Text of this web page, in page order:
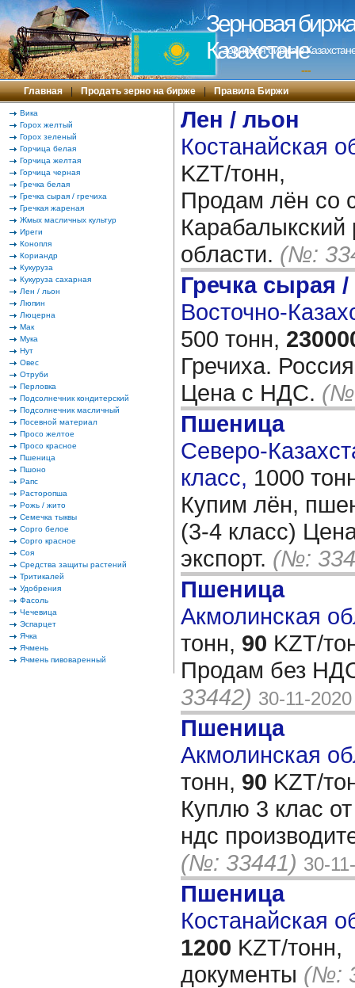
Зерновая
Казахстане
Зерновая биржа в
---
Главная | Продать зерно на бирже | Правила Биржи
Вика
Горох желтый
Горох зеленый
Горчица белая
Горчица желтая
Горчица черная
Гречка белая
Гречка сырая / гречиха
Гречкая жареная
Жмых масличных культур
Иреги
Конопля
Кориандр
Кукуруза
Кукуруза сахарная
Лен / льон
Люпин
Люцерна
Мак
Мука
Нут
Овес
Отруби
Перловка
Подсолнечник кондитерский
Подсолнечник масличный
Посевной материал
Просо желтое
Просо красное
Пшеница
Пшоно
Рапс
Расторопша
Рожь / жито
Семечка тыквы
Сорго белое
Сорго красное
Соя
Средства защиты растений
Тритикалей
Удобрения
Фасоль
Чечевица
Эспарцет
Ячка
Ячмень
Ячмень пивоваренный
Лен / льон
Костанайская
KZT/тонн,
Продам лён со
Карабалыкский
области. (№:
Гречка сырая /
Восточно-
500 тонн,
Гречиха.
Цена с НДС.
Пшеница
Северо-
класс, 1000
Купим лён,
(3-4 класс)
экспорт. (№:
Пшеница
Акмолинская
тонн, 90 KZT/
Продам без
33442) 30-11-2020
Пшеница
Акмолинская
тонн, 90 KZT/
Куплю 3 клас
ндс
(№: 33441) 30-
Пшеница
Костанайская
1200 KZT/тонн,
документы (№: